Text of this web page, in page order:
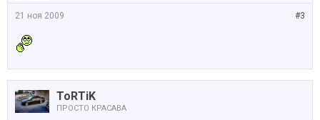
#3
21 ноя 2009
ToRTiK
ПРОСТО КРАСАВА